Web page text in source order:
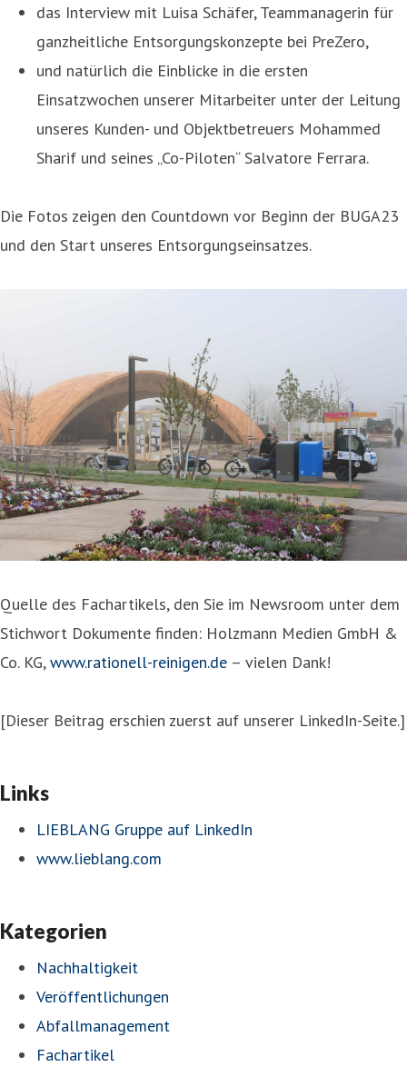
das Interview mit Luisa Schäfer, Teammanagerin für
ganzheitliche Entsorgungskonzepte bei PreZero,
und natürlich die Einblicke in die ersten
Einsatzwochen unserer Mitarbeiter unter der Leitung
unseres Kunden- und Objektbetreuers Mohammed
Sharif und seines „Co-Piloten“ Salvatore Ferrara.
Die Fotos zeigen den Countdown vor Beginn der BUGA23
und den Start unseres Entsorgungseinsatzes.
Quelle des Fachartikels, den Sie im Newsroom unter dem
Stichwort Dokumente finden: Holzmann Medien GmbH &
Co. KG,www.rationell-reinigen.de – vielen Dank!
[Dieser Beitrag erschien zuerst auf unserer LinkedIn-Seite.]
Links
LIEBLANG Gruppe auf LinkedIn
www.lieblang.com
Kategorien
Nachhaltigkeit
Veröffentlichungen
Abfallmanagement
Fachartikel